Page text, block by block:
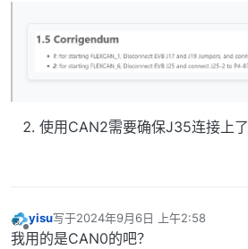
使用CAN2需要确保J35连接上了
离线
yisu写于2024年9月6日 上午2:58
最后由 编辑
我用的是CAN0的吧？